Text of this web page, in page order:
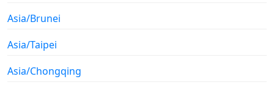
Asia/Brunei
Asia/Taipei
Asia/Chongqing